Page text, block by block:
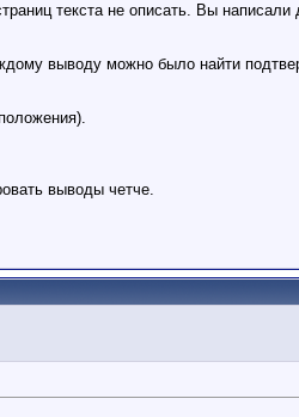
текста не описать. Вы написали
выводу можно было найти
выводы четче.